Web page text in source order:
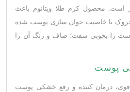
است. محصول کرم طلا ویتانوم باعث
چروک با خاصیت جوان سازی پوست شده
پوست را بخوبی سفت؛ صاف و رنگ آن را
پوست
قوی، درمان کننده و رفع خشکی پوست